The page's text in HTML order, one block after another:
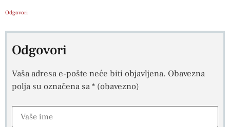
Odgovori
Odgovori
Vaša adresa e-pošte neće biti objavljena. Obavezna
polja su označena sa* (obavezno)